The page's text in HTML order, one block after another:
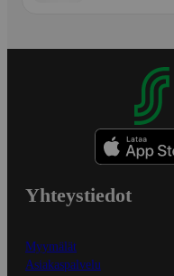
Yhteystiedot
Myymälät
Asiakaspalvelu